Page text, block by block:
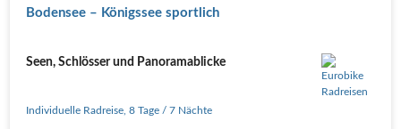
Bodensee – Königssee sportlich
Seen, Schlösser und Panoramablicke
Individuelle Radreise ,8 Tage / 7 Nächte